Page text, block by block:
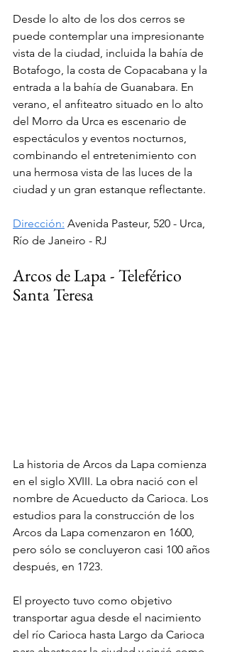
Desde lo alto de los dos cerros se
puede contemplar una impresionante
vista de la ciudad, incluida la bahía de
Botafogo, la costa de Copacabana y la
entrada a la bahía de Guanabara. En
verano, el anfiteatro situado en lo alto
del Morro da Urca es escenario de
espectáculos y eventos nocturnos,
combinando el entretenimiento con
una hermosa vista de las luces de la
ciudad y un gran estanque reflectante.
Dirección: Avenida Pasteur, 520 - Urca,
Río de Janeiro - RJ
Arcos de Lapa - Teleférico
Santa Teresa
La historia de Arcos da Lapa comienza
en el siglo XVIII. La obra nació con el
nombre de Acueducto da Carioca. Los
estudios para la construcción de los
Arcos da Lapa comenzaron en 1600,
pero sólo se concluyeron casi 100 años
después, en 1723.
El proyecto tuvo como objetivo
transportar agua desde el nacimiento
del río Carioca hasta Largo da Carioca